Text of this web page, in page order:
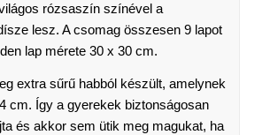
rózsaszín színével a
lesz. A csomag összesen 9 lapot
lap mérete 30 x 30 cm.
extra sűrű habból készült, amelynek
cm. Így a gyerekek biztonságosan
és akkor sem ütik meg magukat, ha